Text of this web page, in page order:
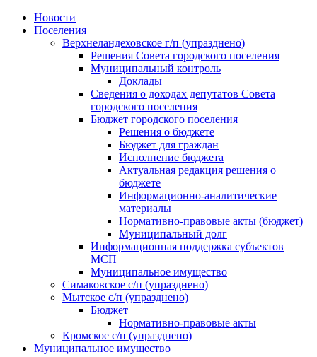
Skip
Новости
Поселения
Верхнеландеховское г/п (упразднено)
Решения Совета городского поселения
Муниципальный контроль
Доклады
Сведения о доходах депутатов Совета
городского поселения
Бюджет городского поселения
Решения о бюджете
Бюджет для граждан
Исполнение бюджета
Актуальная редакция решения о
бюджете
Информационно-аналитические
материалы
Нормативно-правовые акты (бюджет)
Муниципальный долг
Информационная поддержка субъектов
МСП
Муниципальное имущество
Симаковское с/п (упразднено)
Мытское с/п (упразднено)
Бюджет
Нормативно-правовые акты
Кромское с/п (упразднено)
Муниципальное имущество